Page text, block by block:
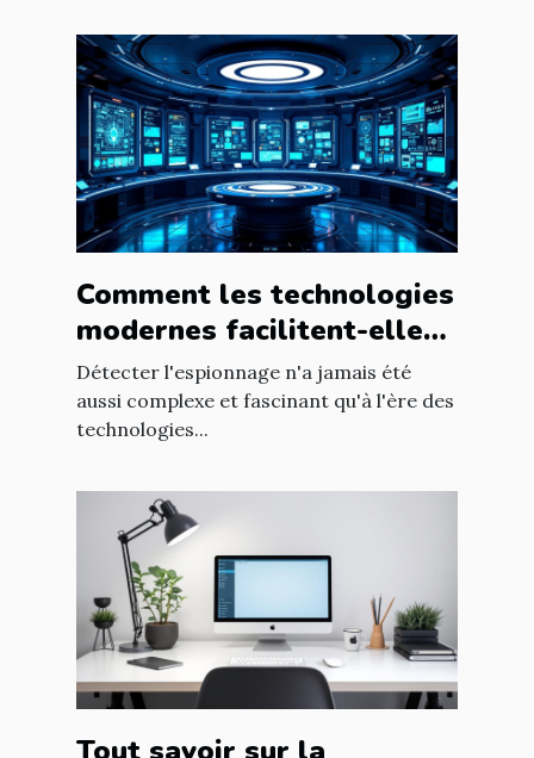
Comment les technologies
modernes facilitent-elles
la détection d'espionnage
?
Détecter l'espionnage n'a jamais été
aussi complexe et fascinant qu'à l'ère des
technologies...
Tout savoir sur la